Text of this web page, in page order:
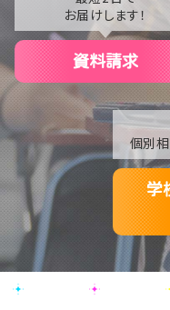
2020
お届けします！
資料請求
個別相
学